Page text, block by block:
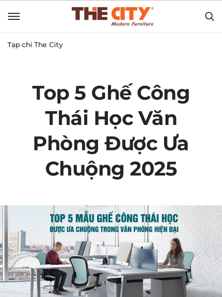
Tạp chí The City
Top 5 Ghế Công
Thái Học Văn
Phòng Được Ưa
Chuộng 2025